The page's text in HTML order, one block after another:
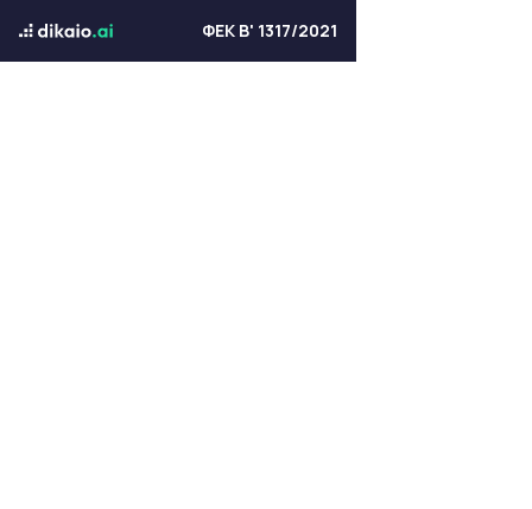
ΦΕΚ Β' 1317/2021